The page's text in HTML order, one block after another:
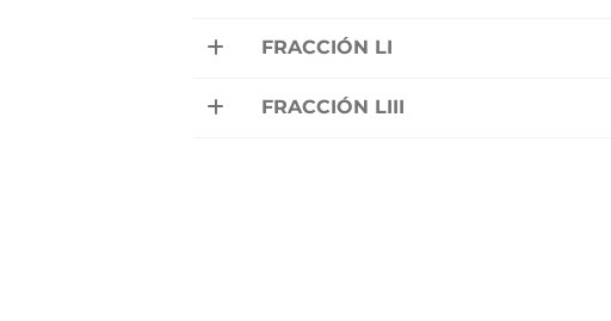
FRACCIÓN LI
FRACCIÓN LIII